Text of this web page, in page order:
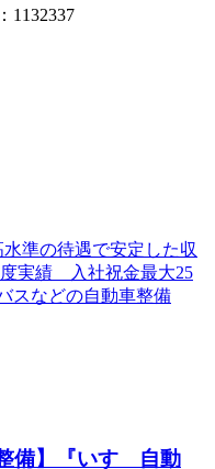
1132337
備】『いすゞ自動